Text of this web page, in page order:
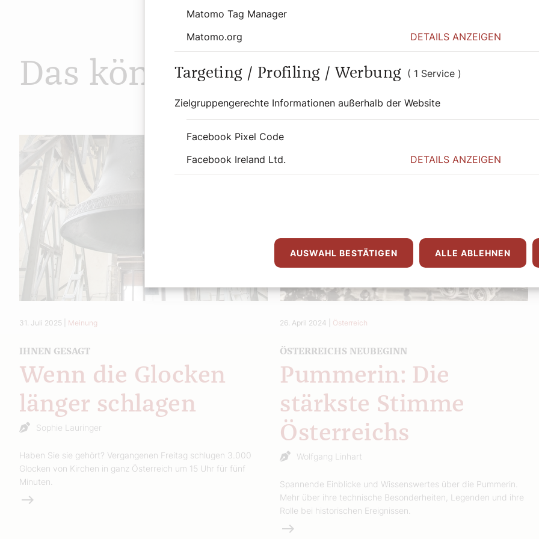
Das könnte Sie auch
31. Juli 2025 Meinung
IHNEN GESAGT
Wenn die Glocken
länger schlagen
Sophie Lauringer
Haben Sie sie gehört? Vergangenen Freitag schlugen 3.000
Glocken von Kirchen in ganz Österreich um 15 Uhr für fünf
Minuten.
Weiterlesen
26. April 2024 Österreich
ÖSTERREICHS NEUBEGINN
Pummerin: Die
stärkste Stimme
Österreichs
Wolfgang Linhart
Spannende Einblicke und Wissenswertes über die Pummerin.
Mehr über ihre technische Besonderheiten, Legenden und ihre
Rolle bei historischen Ereignissen.
Weiterlesen
Matomo Tag Manager
Matomo.org
DETAILS ANZEIGEN
Targeting / Profiling / Werbung ( 1 Service )
Zielgruppengerechte Informationen außerhalb der Website
Facebook Pixel Code
Facebook Ireland Ltd.
DETAILS ANZEIGEN
AUSWAHL BESTÄTIGEN ALLE ABLEHNEN